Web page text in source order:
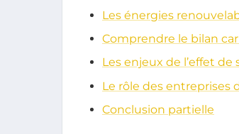
Les énergies
Comprendre le bilan
Les enjeux de l’effet de
Le rôle des entreprises
Conclusion partielle